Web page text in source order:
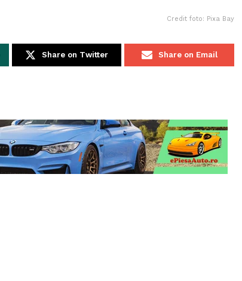
Credit foto: Pixa Bay
Share on Twitter Share on Email